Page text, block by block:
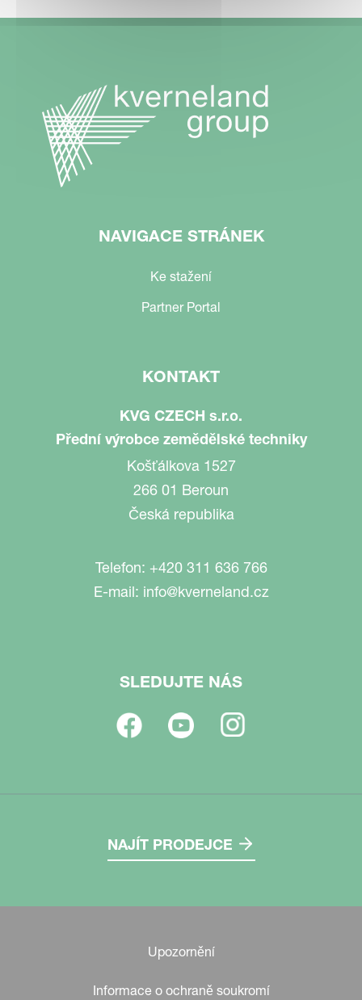
NAVIGACE STRÁNEK
Ke stažení
Partner Portal
KONTAKT
KVG CZECH s.r.o.
Přední výrobce zemědělské techniky
Košťálkova 1527
266 01 Beroun
Česká republika
Telefon: +420 311 636 766
E-mail: info@kverneland.cz
SLEDUJTE NÁS
NAJÍT PRODEJCE
Upozornění
Informace o ochraně soukromí